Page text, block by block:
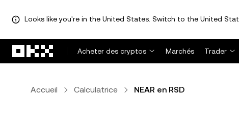
Looks like you're in the United States. Switch to the United
Acheter des cryptos
Marchés Trader
Accueil Calculatrice NEAR en RSD